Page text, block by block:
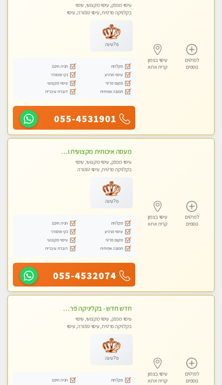
לפרטים
נוספים
עיסוי בצפון
קרית אתא
עיסוי מפנק, עיסוי מקצועי, עיסוי
בקלניקה פרטית, עיסוי טנטרה, עיסוי
פלטינה
מקלחת
חניה חינם
עיסוי מרגיע
נקי ומסודר
מקום פרטי
עיסוי מקצועי
תמונה אמיתית
דוברת עיברית
055-4531901
לפרטים
נוספים
עיסוי בצפון
קרית אתא
מעסה איכותית מקצועית ומפנקת. מומלץ !!אבנים חמות
עיסוי מפנק, עיסוי מקצועי, עיסוי
בקלניקה פרטית, עיסוי טנטרה
פלטינה
מקלחת
חניה חינם
עיסוי מרגיע
נקי ומסודר
מקום פרטי
עיסוי מקצועי
תמונה אמיתית
דוברת עיברית
055-4532074
לפרטים
נוספים
עיסוי בצפון
קרית אתא
חדש חדש - בקליניקה פרטית בחיפה עיסוי לחידוש אנרגיות עיסוי חלומי מומלץ מאוד !
עיסוי מפנק, עיסוי מקצועי, עיסוי
בקלניקה פרטית, עיסוי טנטרה, עיסוי
פלטינה
מקלחת
חניה חינם